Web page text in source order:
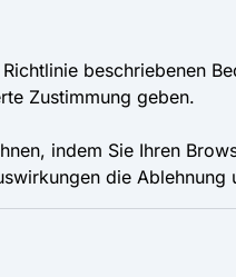
beschriebenen
Zustimmung geben.
indem Sie Ihren
die Ablehnung